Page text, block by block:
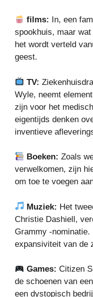
films:
In, een
spookhuis, maar
het wordt verteld
geest.
TV:
Wyle, neemt
zijn voor het
eigentijds denken
inventieve
Boeken:Zoals
verwelkomen, zijn
om toe te voegen
Muziek: Het
Christie Dashiell,
Grammy -nominatie.
expansiviteit van de
Games: Citizen
de schoenen van
een dystopisch